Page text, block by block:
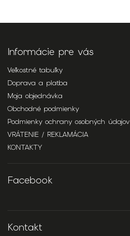
Informácie pre vás
Veľkostné tabuľky
Doprava a platba
Moja objednávka
Obchodné podmienky
Podmienky ochrany osobných údajov
VRÁTENIE / REKLAMÁCIA
KONTAKTY
Facebook
Kontakt